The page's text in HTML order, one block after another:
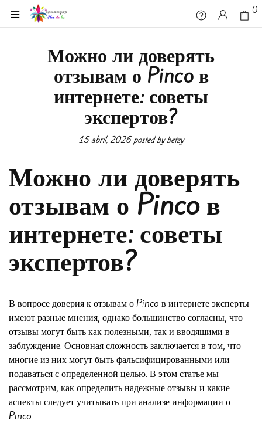
0
0
Можно ли доверять
отзывам о Pinco в
интернете: советы
экспертов?
15 abril, 2026 posted bybetzy
Можно ли доверять
отзывам о Pinco в
интернете: советы
экспертов?
В вопросе доверия к отзывам о Pinco в интернете эксперты
имеют разные мнения, однако большинство согласны, что
отзывы могут быть как полезными, так и вводящими в
заблуждение. Основная сложность заключается в том, что
многие из них могут быть фальсифицированными или
подаваться с определенной целью. В этом статье мы
рассмотрим, как определить надежные отзывы и какие
аспекты следует учитывать при анализе информации о
Pinco.